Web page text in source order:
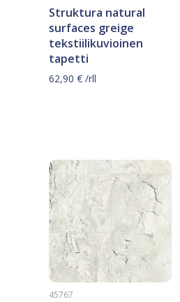
Struktura natural
surfaces greige
tekstiilikuvioinen
tapetti
62,90 € /rll
45767